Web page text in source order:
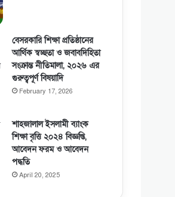
বেসরকারি শিক্ষা প্রতিষ্ঠানের
আর্থিক স্বচ্ছতা ও জবাবদিহিতা
সংক্রান্ত নীতিমালা, ২০২৬ এর
গুরুত্বপূর্ণ বিষয়াদি
February 17, 2026
শাহজালাল ইসলামী ব্যাংক
শিক্ষা বৃত্তি ২০২৪ বিজ্ঞপ্তি,
আবেদন ফরম ও আবেদন
পদ্ধতি
April 20, 2025